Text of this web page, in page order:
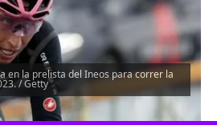
en la prelista del Ineos para correr la
/ Getty
el artículo